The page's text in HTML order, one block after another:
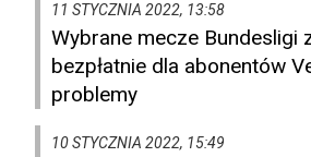
11 STYCZNIA 2022, 13:58
Wybrane mecze Bundesligi
bezpłatnie dla abonentów
problemy
10 STYCZNIA 2022, 15:49